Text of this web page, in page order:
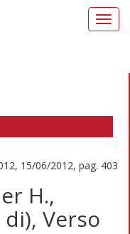
15/06/2012, pag. 403
H.,
di), Verso